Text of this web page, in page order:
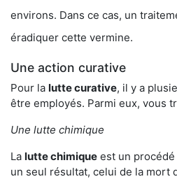
environs. Dans ce cas, un
éradiquer cette vermine.
Une action curative
Pour la lutte curative, il y a
être employés. Parmi eux, vous
Une lutte chimique
La lutte chimique est un
un seul résultat, celui de la mort